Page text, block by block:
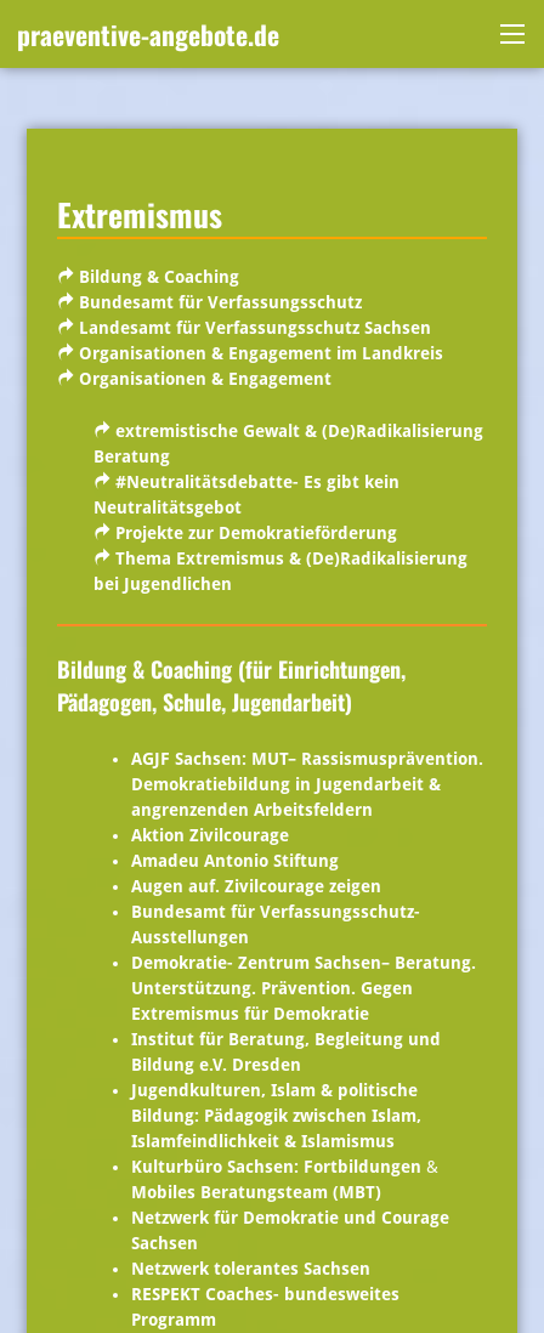
praeventive-angebote.de
Extremismus
Bildung & Coaching
Bundesamt für Verfassungsschutz
Landesamt für Verfassungsschutz Sachsen
Organisationen & Engagement im Landkreis
Organisationen & Engagement
extremistische Gewalt & (De)Radikalisierung
Beratung
#Neutralitätsdebatte- Es gibt kein
Neutralitätsgebot
Projekte zur Demokratieförderung
Thema Extremismus & (De)Radikalisierung
bei Jugendlichen
Bildung & Coaching (für Einrichtungen,
Pädagogen, Schule, Jugendarbeit)
AGJF Sachsen: MUT– Rassismusprävention.
Demokratiebildung in Jugendarbeit &
angrenzenden Arbeitsfeldern
Aktion Zivilcourage
Amadeu Antonio Stiftung
Augen auf. Zivilcourage zeigen
Bundesamt für Verfassungsschutz-
Ausstellungen
Demokratie- Zentrum Sachsen– Beratung.
Unterstützung. Prävention. Gegen
Extremismus für Demokratie
Institut für Beratung, Begleitung und
Bildung e.V. Dresden
Jugendkulturen, Islam & politische
Bildung: Pädagogik zwischen Islam,
Islamfeindlichkeit & Islamismus
Kulturbüro Sachsen: Fortbildungen &
Mobiles Beratungsteam (MBT)
Netzwerk für Demokratie und Courage
Sachsen
Netzwerk tolerantes Sachsen
RESPEKT Coaches- bundesweites
Programm